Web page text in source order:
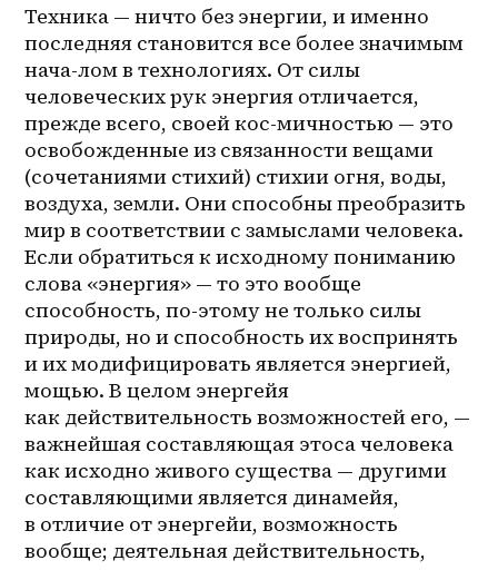
Техника — ничто без энергии, и именно
последняя становится все более значимым
нача-лом в технологиях. От силы
человеческих рук энергия отличается,
прежде всего, своей кос-мичностью — это
освобожденные из связанности вещами
(сочетаниями стихий) стихии огня, воды,
воздуха, земли. Они способны преобразить
мир в соответствии с замыслами человека.
Если обратиться к исходному пониманию
слова «энергия» — то это вообще
способность, по-этому не только силы
природы, но и способность их воспринять
и их модифицировать является энергией,
мощью. В целом энергейя
как действительность возможностей его, —
важнейшая составляющая этоса человека
как исходно живого существа — другими
составляющими является динамейя,
в отличие от энергейи, возможность
вообще; деятельная действительность,